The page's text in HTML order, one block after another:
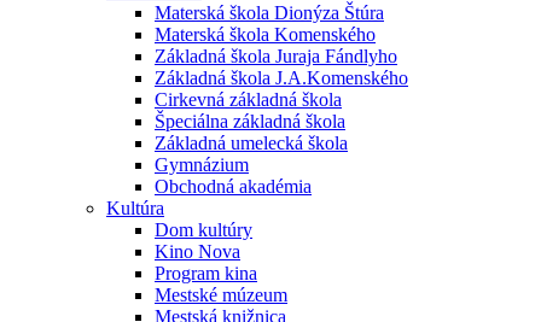
Materská škola Dionýza Štúra
Materská škola Komenského
Základná škola Juraja Fándlyho
Základná škola J.A.Komenského
Cirkevná základná škola
Špeciálna základná škola
Základná umelecká škola
Gymnázium
Obchodná akadémia
Kultúra
Dom kultúry
Kino Nova
Program kina
Mestské múzeum
Mestská knižnica